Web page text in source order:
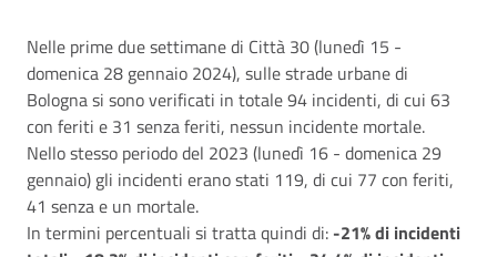
Descrizione
Nelle prime due settimane di Città 30 (lunedì 15 -
domenica 28 gennaio 2024), sulle strade urbane di
Bologna si sono verificati in totale 94 incidenti, di cui 63
con feriti e 31 senza feriti, nessun incidente mortale.
Nello stesso periodo del 2023 (lunedì 16 - domenica 29
gennaio) gli incidenti erano stati 119, di cui 77 con feriti,
41 senza e un mortale.
In termini percentuali si tratta quindi di: -21% di incidenti